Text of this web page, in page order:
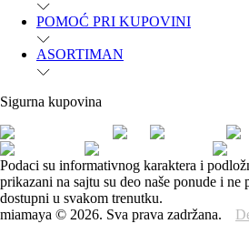
POMOĆ PRI KUPOVINI
ASORTIMAN
Sigurna kupovina
Podaci su informativnog karaktera i
prikazani na sajtu su deo naše ponude i ne
dostupni u svakom trenutku.
miamaya © 2026. Sva prava zadržana.